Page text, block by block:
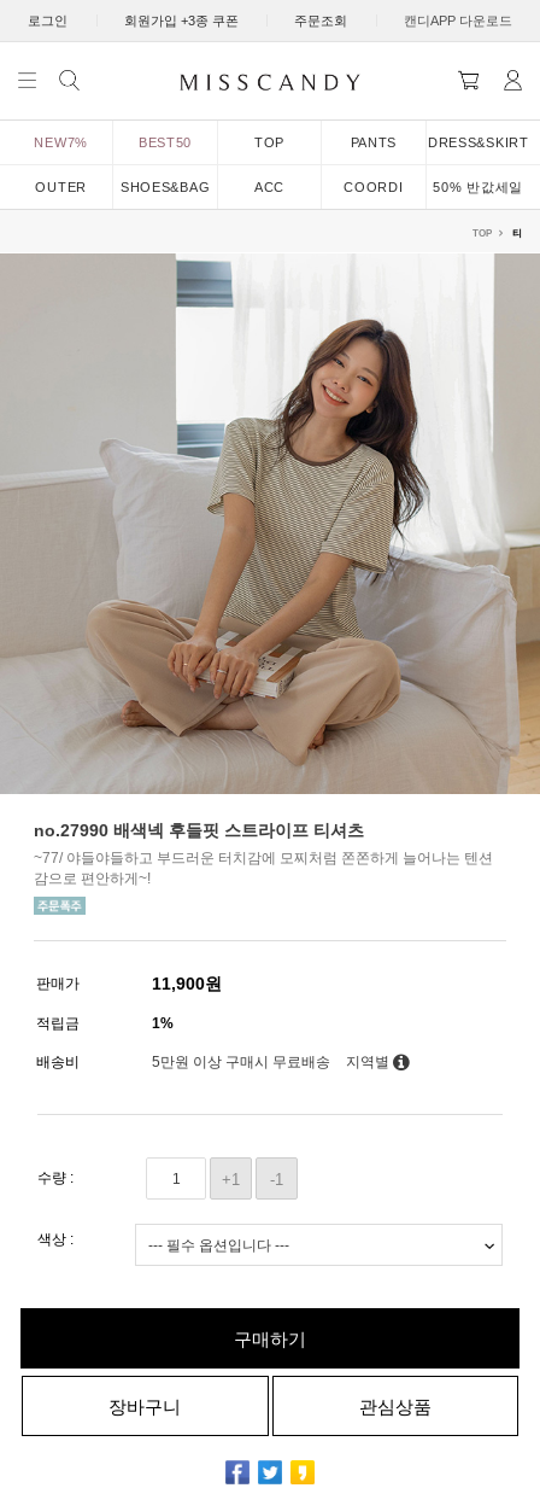
로그인 회원가입 +3종 쿠폰 주문조회 캔디APP 다운로드
NEW7% BEST50 TOP PANTS DRESS&SKIRT
OUTER SHOES&BAG ACC COORDI 50% 반값세일
TOP 티
no.27990 배색넥 후들핏 스트라이프 티셔츠
~77/ 야들야들하고 부드러운 터치감에 모찌처럼 쫀쫀하게 늘어나는 텐션
감으로 편안하게~!
판매가 11,900원
적립금 1%
배송비 5만원 이상 구매시 무료배송 지역별
수량 : +1 -1
색상 :
구매하기
장바구니 관심상품